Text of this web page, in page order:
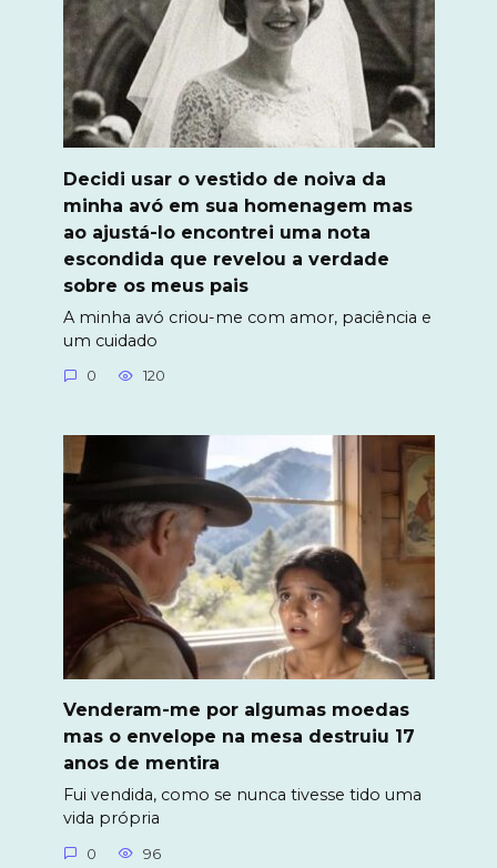
Decidi usar o vestido de noiva da
minha avó em sua homenagem mas
ao ajustá-lo encontrei uma nota
escondida que revelou a verdade
sobre os meus pais
A minha avó criou-me com amor, paciência e
um cuidado
0 120
Venderam-me por algumas moedas
mas o envelope na mesa destruiu 17
anos de mentira
Fui vendida, como se nunca tivesse tido uma
vida própria
0 96